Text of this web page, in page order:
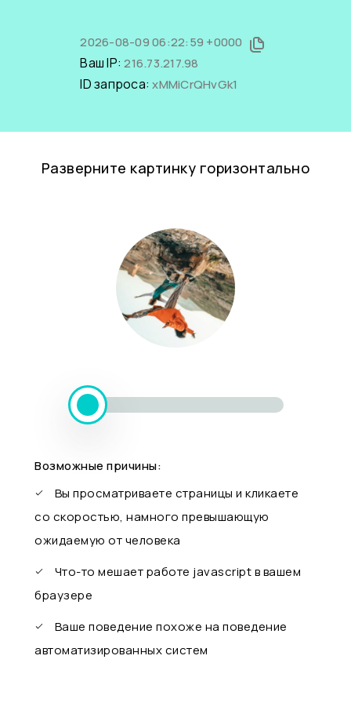
2026-08-09 06:22:59 +0000
Ваш IP:216.73.217.98
ID запроса:xMMiCrQHvGk1
Разверните картинку горизонтально
Возможные причины:
Вы просматриваете страницы и кликаете
со скоростью, намного превышающую
ожидаемую от человека
Что-то мешает работе javascript в вашем
браузере
Ваше поведение похоже на поведение
автоматизированных систем